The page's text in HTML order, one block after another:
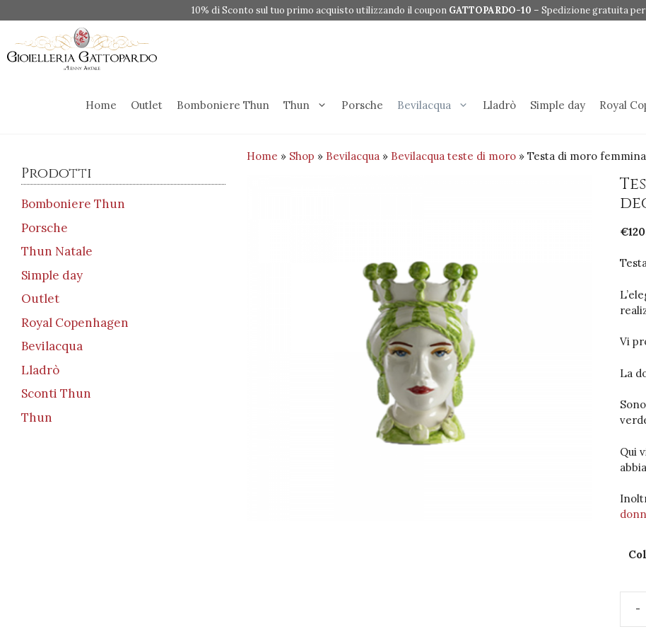
al
contenuto
10% di Sconto sul tuo primo acquisto utilizzando il coupon GATTOPARDO-10 – Spedizione gratuita
Home Outlet Bomboniere Thun Thun Porsche Bevilacqua Lladrò Simple day Royal
Home » Shop » Bevilacqua » Bevilacqua teste di moro » Testa di moro
€
Vi
La
Qui
-
di
Prodotti
Bomboniere Thun
Porsche
Thun Natale
Simple day
Outlet
Royal Copenhagen
Bevilacqua
Lladrò
Sconti Thun
Thun